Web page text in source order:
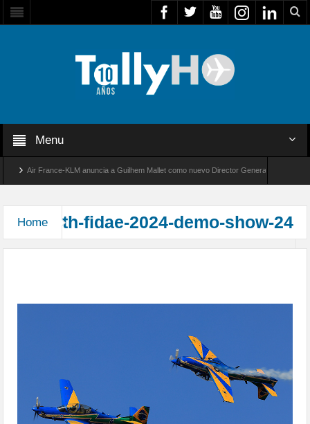
Menu
Air France-KLM anuncia a Guilhem Mallet como nuevo Director General para América
Home th-fidae-2024-demo-show-24